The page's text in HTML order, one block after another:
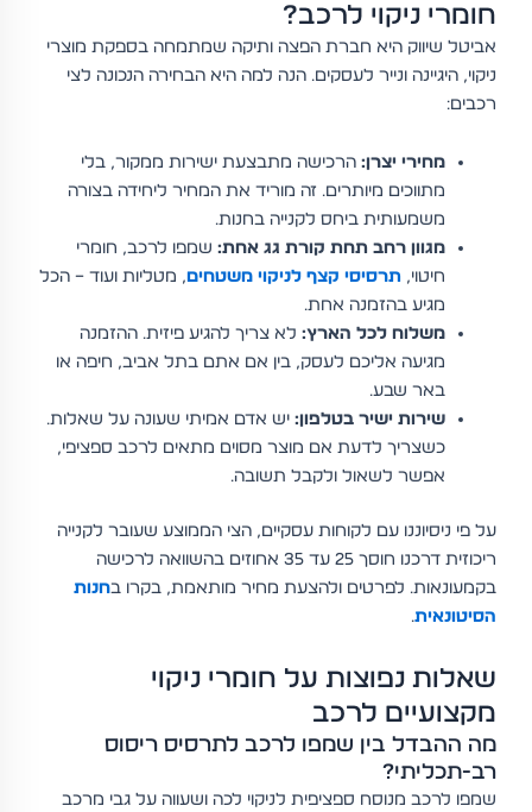
חומרי ניקוי לרכב?
אביטל שיווק היא חברת הפצה ותיקה שמתמחה בספקת מוצרי
ניקוי, היגיינה ונייר לעסקים. הנה למה היא הבחירה הנכונה לצי
רכבים:
מחירי יצרן: הרכישה מתבצעת ישירות ממקור, בלי
מתווכים מיותרים. זה מוריד את המחיר ליחידה בצורה
משמעותית ביחס לקנייה בחנות.
מגוון רחב תחת קורת גג אחת: שמפו לרכב, חומרי
חיטוי,תרסיסי קצף לניקוי משטחים, מטליות ועוד – הכל
מגיע בהזמנה אחת.
משלוח לכל הארץ: לא צריך להגיע פיזית. ההזמנה
מגיעה אליכם לעסק, בין אם אתם בתל אביב, חיפה או
באר שבע.
שירות ישיר בטלפון: יש אדם אמיתי שעונה על שאלות.
כשצריך לדעת אם מוצר מסוים מתאים לרכב ספציפי,
אפשר לשאול ולקבל תשובה.
על פי ניסיוננו עם לקוחות עסקיים, הצי הממוצע שעובר לקנייה
ריכוזית דרכנו חוסך 25 עד 35 אחוזים בהשוואה לרכישה
בקמעונאות. לפרטים ולהצעת מחיר מותאמת, בקרו בחנות
הסיטונאית.
שאלות נפוצות על חומרי ניקוי
מקצועיים לרכב
מה ההבדל בין שמפו לרכב לתרסיס ריסוס
רב-תכליתי?
שמפו לרכב מנוסח ספציפית לניקוי לכה ושעווה על גבי מרכב